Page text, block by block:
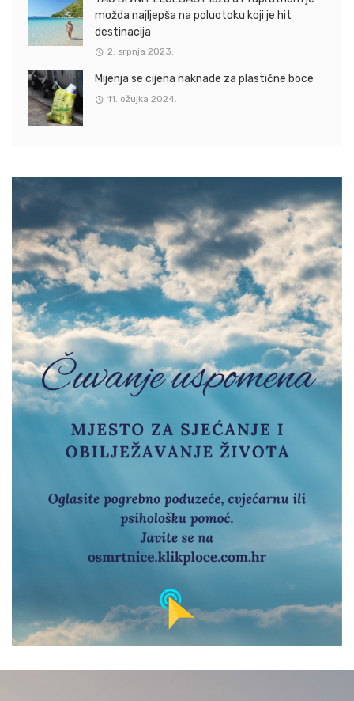
možda najljepša na poluotoku koji je hit
destinacija
2. srpnja 2023.
Mijenja se cijena naknade za plastične boce
11. ožujka 2024.